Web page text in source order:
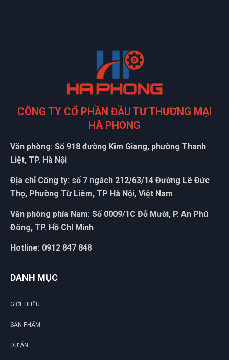
CÔNG TY CỔ PHẦN ĐẦU TƯ THƯƠNG MẠI
HÀ PHONG
Văn phòng: Số 918 đường Kim Giang, phường Thanh
Liệt, TP. Hà Nội
Địa chỉ Công ty: số 7 ngách 212/63/14 Đường Lê Đức
Thọ, Phường Từ Liêm, TP Hà Nội, Việt Nam
Văn phòng phía Nam: Số 0009/1C Đỗ Mười, P. An Phú
Đông, TP. Hồ Chí Minh
Hotline: 0912 847 848
DANH MỤC
GIỚI THIỆU
SẢN PHẨM
DỰ ÁN